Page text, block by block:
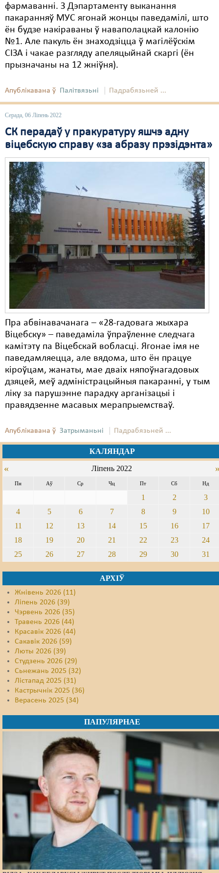
фармаванні. З Дэпартаменту выканання
пакаранняў МУС ягонай жонцы паведамілі, што
ён будзе накіраваны ў наваполацкай калонію
№1. Але пакуль ён знаходзіцца ў магілёўскім
СІЗА і чакае разгляду апеляцыйнай скаргі (ён
прызначаны на 12 жніўня).
Апублікавана ў Палітвязьні Падрабязьней ...
Серада, 06 Ліпень 2022
СК перадаў у пракуратуру яшчэ адну
віцебскую справу «за абразу прэзідэнта»
Пра абвінавачанага – «28-гадовага жыхара
Віцебску» – паведаміла ўпраўленне следчага
камітэту па Віцебскай вобласці. Ягонае імя не
паведамляецца, але вядома, што ён працуе
кіроўцам, жанаты, мае дваіх няпоўнагадовых
дзяцей, меў адміністрацыйныя пакаранні, у тым
ліку за парушэнне парадку арганізацыі і
правядзенне масавых мерапрыемстваў.
Апублікавана ў Затрыманьні Падрабязьней ...
КАЛЯНДАР
« Ліпень 2022
Пн Аў Ср Чц Пт Сб Нд
1 2
3
4
5 6 7 8 9
10
11
12 13 14 15 16
17
18
19 20 21 22 23
24
25
26 27 28 29 30 31
АРХІЎ
Жнівень 2026 (11)
Ліпень 2026 (39)
Чэрвень 2026 (35)
Травень 2026 (44)
Красавік 2026 (44)
Сакавік 2026 (59)
Люты 2026 (39)
Студзень 2026 (29)
Сьнежань 2025 (32)
Лістапад 2025 (31)
Кастрычнік 2025 (36)
Верасень 2025 (34)
ПАПУЛЯРНАЕ